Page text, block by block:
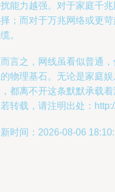
能力越强。对于家庭千
；而对于万兆网络或更
。
言之，网线虽看似普通
物理基石。无论是家庭
都离不开这条默默承载着
转载，请注明出处：
时间：2026-08-06